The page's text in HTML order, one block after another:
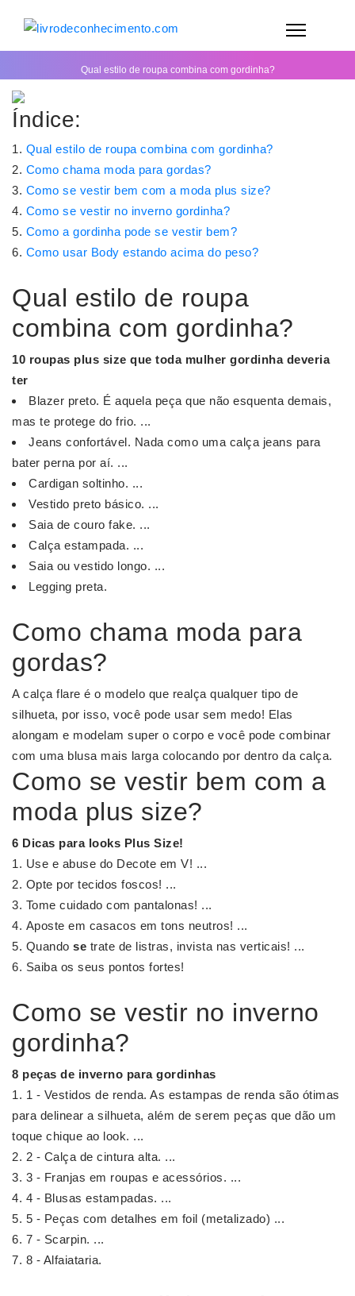
Qual estilo de roupa combina com gordinha?
Índice:
Qual estilo de roupa combina com gordinha?
Como chama moda para gordas?
Como se vestir bem com a moda plus size?
Como se vestir no inverno gordinha?
Como a gordinha pode se vestir bem?
Como usar Body estando acima do peso?
Qual estilo de roupa
combina com gordinha?
10 roupas plus size que toda mulher gordinhadeveria
ter
Blazer preto. É aquela peça que não esquenta demais,
mas te protege do frio. ...
Jeans confortável. Nada como uma calça jeans para
bater perna por aí. ...
Cardigan soltinho. ...
Vestido preto básico. ...
Saia de couro fake. ...
Calça estampada. ...
Saia ou vestido longo. ...
Legging preta.
Como chama moda para
gordas?
A calça flare é o modelo que realça qualquer tipo de
silhueta, por isso, você pode usar sem medo! Elas
alongam e modelam super o corpo e você pode combinar
com uma blusa mais larga colocando por dentro da calça.
Como se vestir bem com a
moda plus size?
6 Dicas para looks Plus Size!
Use e abuse do Decote em V! ...
Opte por tecidos foscos! ...
Tome cuidado com pantalonas! ...
Aposte em casacos em tons neutros! ...
Quando se trate de listras, invista nas verticais! ...
Saiba os seus pontos fortes!
Como se vestir no inverno
gordinha?
8 peças de inverno para gordinhas
1 - Vestidos de renda. As estampas de renda são ótimas
para delinear a silhueta, além de serem peças que dão um
toque chique ao look. ...
2 - Calça de cintura alta. ...
3 - Franjas em roupas e acessórios. ...
4 - Blusas estampadas. ...
5 - Peças com detalhes em foil (metalizado) ...
7 - Scarpin. ...
8 - Alfaiataria.